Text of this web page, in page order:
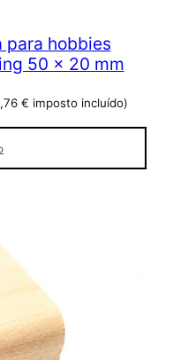
para hobbies
50 x 20 mm
€ imposto incluído)